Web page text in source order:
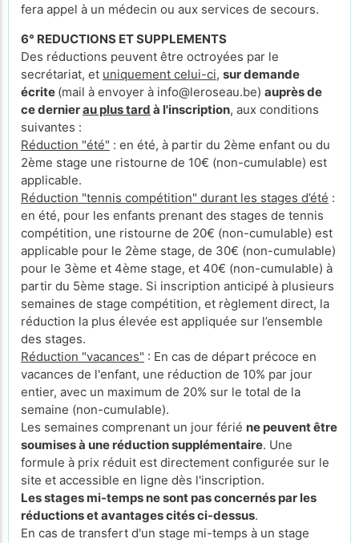
fera appel à un médecin ou aux services de secours.
6° REDUCTIONS ET SUPPLEMENTS
Des réductions peuvent être octroyées par le
secrétariat, et uniquement celui-ci, sur demande
écrite (mail à envoyer à info@leroseau.be) auprès de
ce dernierau plus tard à l'inscription, aux conditions
suivantes :
Réduction "été" : en été, à partir du 2ème enfant ou du
2ème stage une ristourne de 10€ (non-cumulable) est
applicable.
Réduction "tennis compétition" durant les stages d’été :
en été, pour les enfants prenant des stages de tennis
compétition, une ristourne de 20€ (non-cumulable) est
applicable pour le 2ème stage, de 30€ (non-cumulable)
pour le 3ème et 4ème stage, et 40€ (non-cumulable) à
partir du 5ème stage. Si inscription anticipé à plusieurs
semaines de stage compétition, et règlement direct, la
réduction la plus élevée est appliquée sur l’ensemble
des stages.
Réduction "vacances" : En cas de départ précoce en
vacances de l'enfant, une réduction de 10% par jour
entier, avec un maximum de 20% sur le total de la
semaine (non-cumulable).
Les semaines comprenant un jour férié ne peuvent être
soumises à une réduction supplémentaire. Une
formule à prix réduit est directement configurée sur le
site et accessible en ligne dès l'inscription.
Les stages mi-temps ne sont pas concernés par les
réductions et avantages cités ci-dessus.
En cas de transfert d'un stage mi-temps à un stage